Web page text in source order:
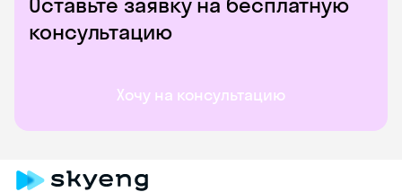
консультацию
Хочу на консультацию